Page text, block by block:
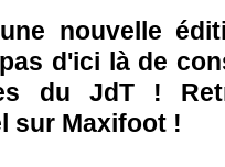
nouvelle
d'ici là de
du JdT !
sur Maxifoot !